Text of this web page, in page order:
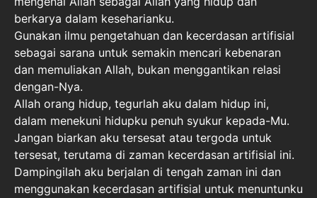
berkarya dalam keseharianku.
Gunakan ilmu pengetahuan dan kecerdasan artifisial
sebagai sarana untuk semakin mencari kebenaran
dan memuliakan Allah, bukan menggantikan relasi
dengan-Nya.
Allah orang hidup, tegurlah aku dalam hidup ini,
dalam menekuni hidupku penuh syukur kepada-Mu.
Jangan biarkan aku tersesat atau tergoda untuk
tersesat, terutama di zaman kecerdasan artifisial ini.
Dampingilah aku berjalan di tengah zaman ini dan
menggunakan kecerdasan artifisial untuk menuntunku